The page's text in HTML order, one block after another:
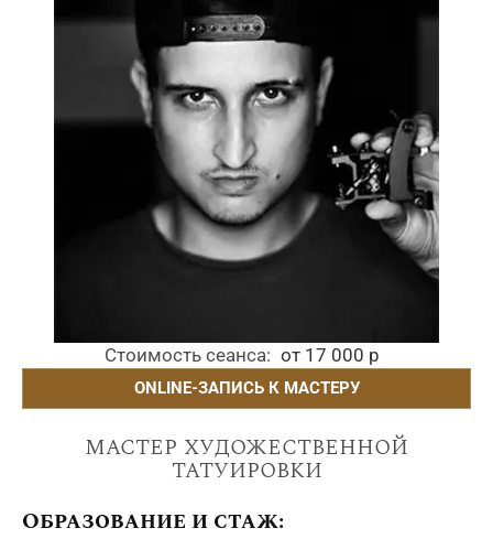
Стоимость сеанса от 17 000 р
ONLINE-ЗАПИСЬ К МАСТЕРУ
мастер художественной
татуировки
Образование и стаж: